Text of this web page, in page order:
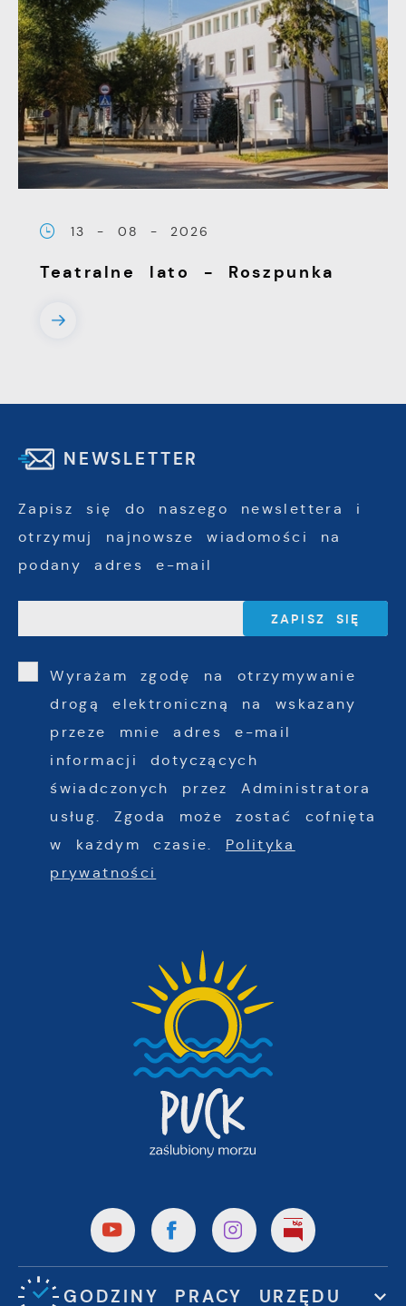
13 - 08 - 2026
Teatralne lato - Roszpunka
NEWSLETTER
Zapisz się do naszego newslettera i
otrzymuj najnowsze wiadomości na
podany adres e-mail
Wyrażam zgodę na otrzymywanie
drogą elektroniczną na wskazany
przeze mnie adres e-mail
informacji dotyczących
świadczonych przez Administratora
usług. Zgoda może zostać cofnięta
w każdym czasie. Polityka
prywatności
GODZINY PRACY URZĘDU